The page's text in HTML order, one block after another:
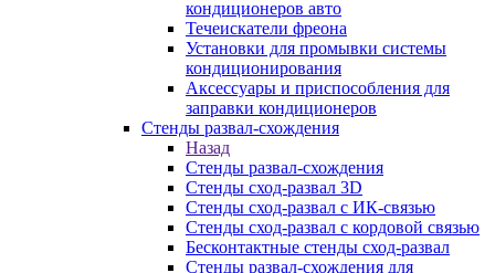
кондиционеров авто
Течеискатели фреона
Установки для промывки системы
кондиционирования
Аксессуары и приспособления для
заправки кондиционеров
Стенды развал-схождения
Назад
Стенды развал-схождения
Стенды сход-развал 3D
Стенды сход-развал с ИК-связью
Стенды сход-развал с кордовой связью
Бесконтактные стенды сход-развал
Стенды развал-схождения для